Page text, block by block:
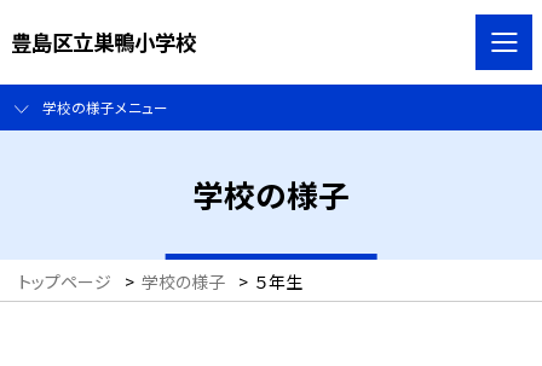
豊島区立巣鴨小学校
学校の様子メニュー
学校の様子
トップページ > 学校の様子 > ５年生